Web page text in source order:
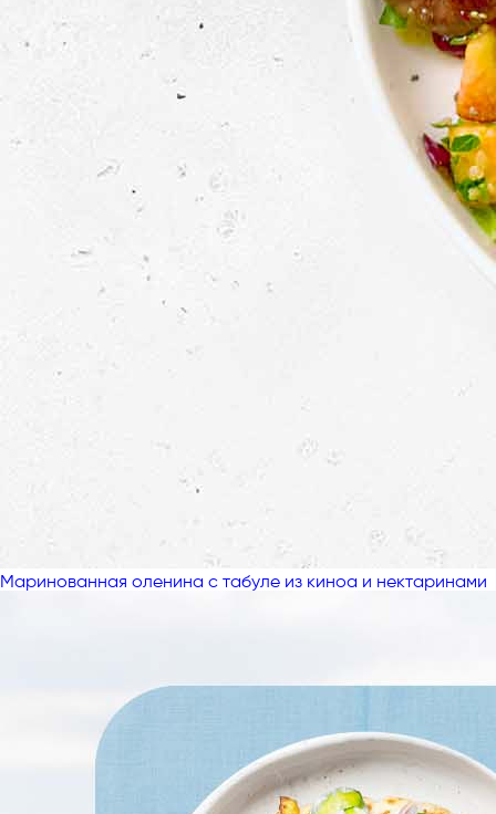
Маринованная оленина с табуле из киноа и нектаринами